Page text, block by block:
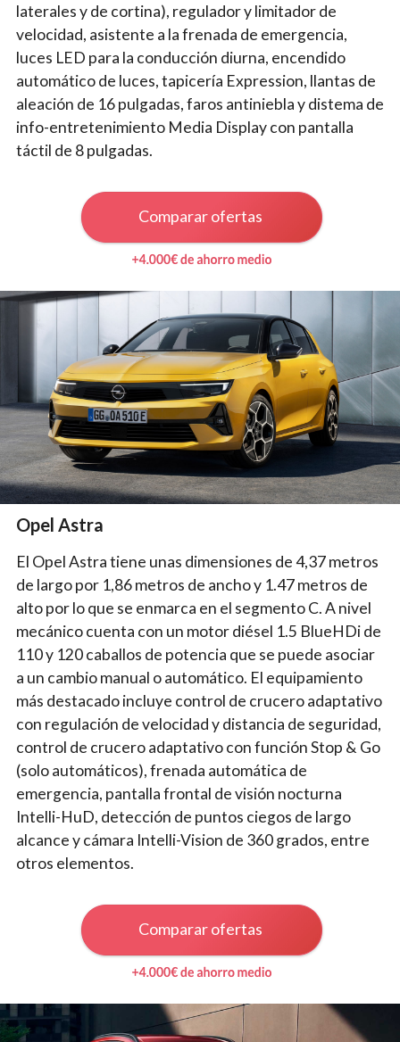
laterales y de cortina), regulador y limitador de
velocidad, asistente a la frenada de emergencia,
luces LED para la conducción diurna, encendido
automático de luces, tapicería Expression, llantas de
aleación de 16 pulgadas, faros antiniebla y distema de
info-entretenimiento Media Display con pantalla
táctil de 8 pulgadas.
Comparar ofertas
Opel Astra
El Opel Astra tiene unas dimensiones de 4,37 metros
de largo por 1,86 metros de ancho y 1.47 metros de
alto por lo que se enmarca en el segmento C. A nivel
mecánico cuenta con un motor diésel 1.5 BlueHDi de
110 y 120 caballos de potencia que se puede asociar
a un cambio manual o automático. El equipamiento
más destacado incluye control de crucero adaptativo
con regulación de velocidad y distancia de seguridad,
control de crucero adaptativo con función Stop & Go
(solo automáticos), frenada automática de
emergencia, pantalla frontal de visión nocturna
Intelli-HuD, detección de puntos ciegos de largo
alcance y cámara Intelli-Vision de 360 grados, entre
otros elementos.
Comparar ofertas